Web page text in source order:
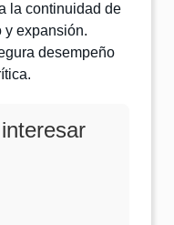
la continuidad de
y expansión.
desempeño